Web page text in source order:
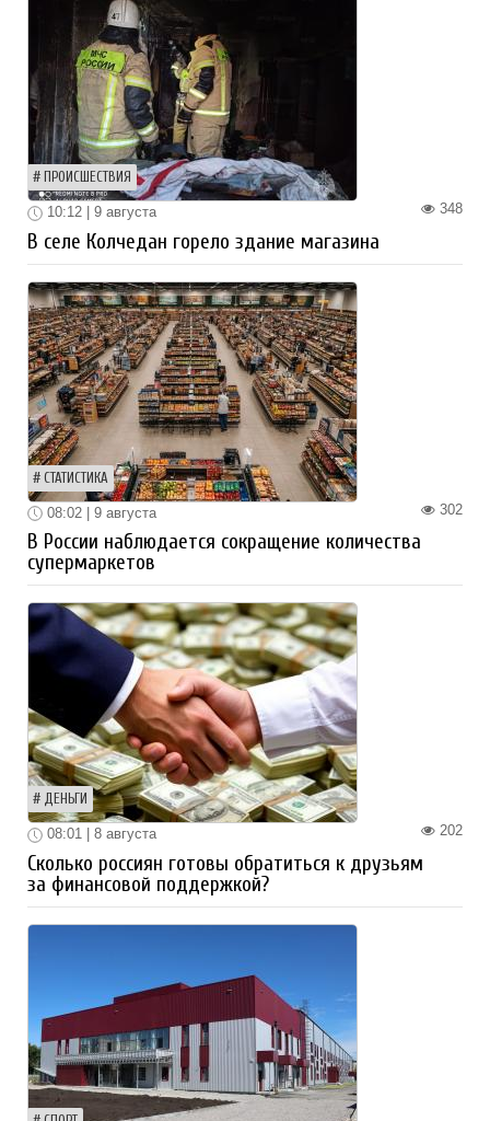
ПРОИСШЕСТВИЯ
348
10:12 | 9 августа
В селе Колчедан горело здание магазина
СТАТИСТИКА
302
08:02 | 9 августа
В России наблюдается сокращение количества
супермаркетов
ДЕНЬГИ
202
08:01 | 8 августа
Сколько россиян готовы обратиться к друзьям
за финансовой поддержкой?